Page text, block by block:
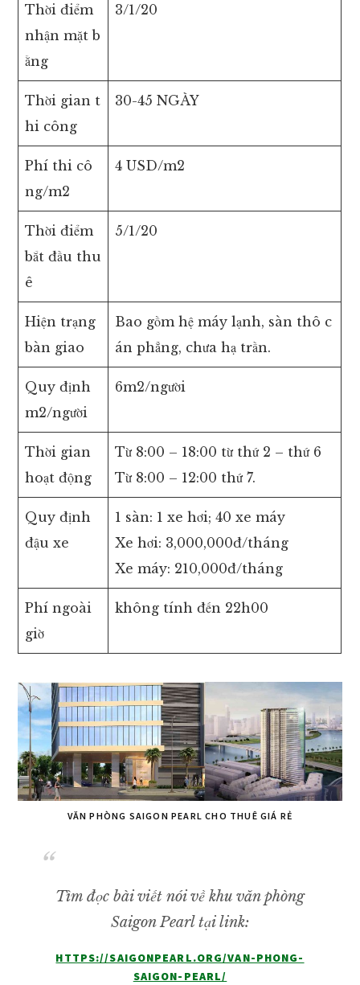
Thời điểm
nhận mặt b
ằng
3/1/20
Thời gian t
hi công
30-45 NGÀY
Phí thi cô
ng/m2
4 USD/m2
Thời điểm
bắt đầu thu
ê
5/1/20
Hiện trạng
bàn giao
Bao gồm hệ máy lạnh, sàn thô c
án phẳng, chưa hạ trần.
Quy định
m2/người
6m2/người
Thời gian
hoạt động
Từ 8:00 – 18:00 từ thứ 2 – thứ 6
Từ 8:00 – 12:00 thứ 7.
Quy định
đậu xe
1 sàn: 1 xe hơi; 40 xe máy
Xe hơi: 3,000,000đ/tháng
Xe máy: 210,000đ/tháng
Phí ngoài
giờ
không tính đến 22h00
VĂN PHÒNG SAIGON PEARL CHO THUÊ GIÁ RẺ
Tìm đọc bài viết nói về khu văn phòng
Saigon Pearl tại link:
HTTPS://SAIGONPEARL.ORG/VAN-PHONG-
SAIGON-PEARL/